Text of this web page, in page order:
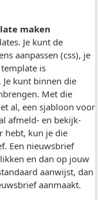
maken
Je kunt de
aanpassen (css), je
is
kunt binnen die
Met die
al, een sjabloon voor
afmeld- en bekijk-
hebt, kun je die
Een nieuwsbrief
en dan op jouw
aanwijst, dan
aanmaakt.